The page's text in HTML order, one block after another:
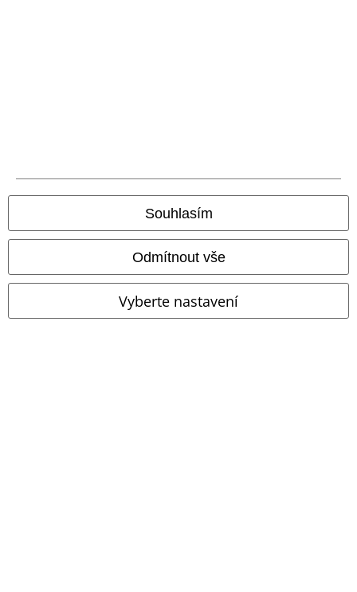
Souhlasím
Odmítnout vše
Vyberte nastavení
Staňte se součástí komunity!